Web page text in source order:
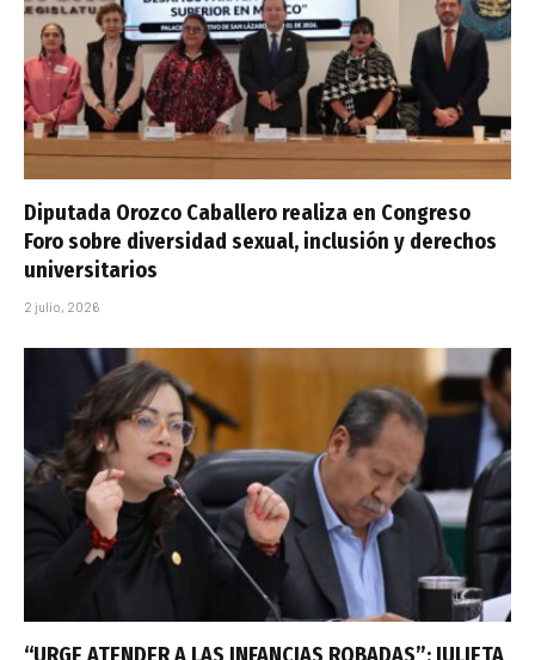
Diputada Orozco Caballero realiza en Congreso
Foro sobre diversidad sexual, inclusión y derechos
universitarios
2 julio, 2026